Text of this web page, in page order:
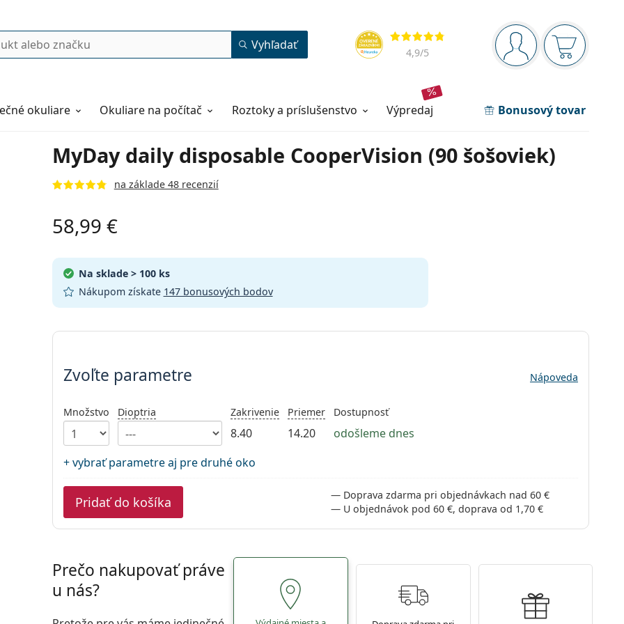
Navigačný panel
ste prihláseníNákupný
Hodnotenia
4,9/5
Vyhľadať
okuliare Okuliare na počítač Roztoky a príslušenstvo výpredaj Bonusový tovar
MyDay daily disposable CooperVision (90 šošoviek)
na základe 48 recenzií
58,99 €
Na sklade > 100 ks
Nákupom získate 147 bonusových bodov
Zvoľte parametre
Zvoľte parametre Nápoveda
Množstvo Dioptria Zakrivenie
8.40
Priemer
14.20
Dostupnosť
odošleme dnes
+ vybrať parametre aj pre druhé oko
Pridať do košíka
Doprava zdarma pri objednávkach nad 60 €
U objednávok pod 60 €, doprava od 1,70 €
Prečo nakupovať práve
u nás?